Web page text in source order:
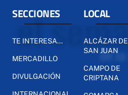
SECCIONES
TE INTERESA...
MERCADILLO
DIVULGACIÓN
LOCAL
ALCÁZAR DE
SAN JUAN
CAMPO DE
CRIPTANA